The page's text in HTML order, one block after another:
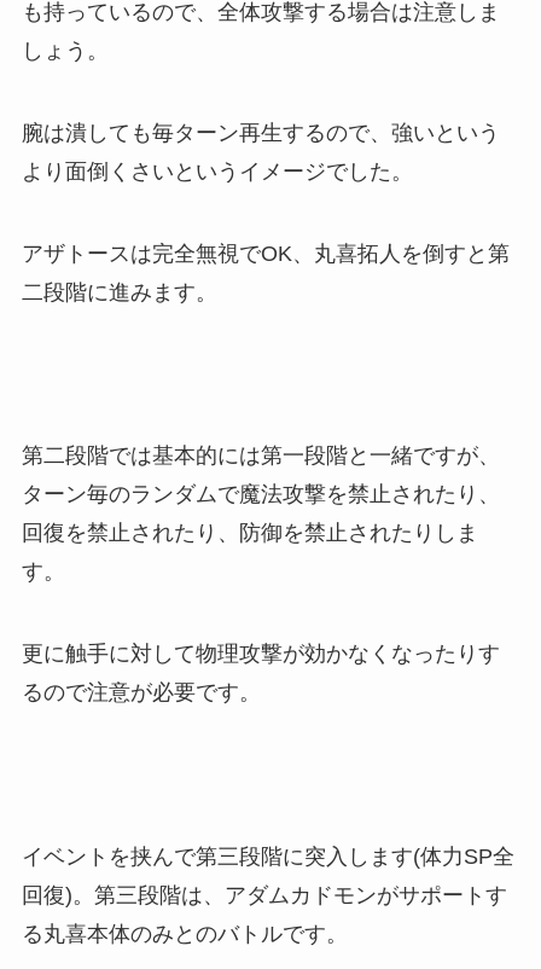
も持っているので、全体攻撃する場合は注意しま
しょう。
腕は潰しても毎ターン再生するので、強いという
より面倒くさいというイメージでした。
アザトースは完全無視でOK、丸喜拓人を倒すと第
二段階に進みます。
第二段階では基本的には第一段階と一緒ですが、
ターン毎のランダムで魔法攻撃を禁止されたり、
回復を禁止されたり、防御を禁止されたりしま
す。
更に触手に対して物理攻撃が効かなくなったりす
るので注意が必要です。
イベントを挟んで第三段階に突入します(体力SP全
回復)。第三段階は、アダムカドモンがサポートす
る丸喜本体のみとのバトルです。